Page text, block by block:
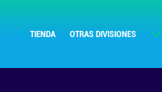
TIENDA OTRAS DIVISIONES